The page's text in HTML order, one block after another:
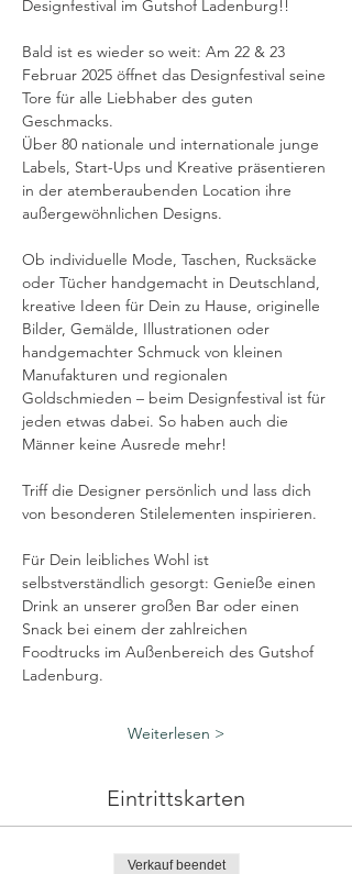
Designfestival im Gutshof Ladenburg!!
Bald ist es wieder so weit: Am 22 & 23
Februar 2025 öffnet das Designfestival seine
Tore für alle Liebhaber des guten
Geschmacks.
Über 80 nationale und internationale junge
Labels, Start-Ups und Kreative präsentieren
in der atemberaubenden Location ihre
außergewöhnlichen Designs.
Ob individuelle Mode, Taschen, Rucksäcke
oder Tücher handgemacht in Deutschland,
kreative Ideen für Dein zu Hause, originelle
Bilder, Gemälde, Illustrationen oder
handgemachter Schmuck von kleinen
Manufakturen und regionalen
Goldschmieden – beim Designfestival ist für
jeden etwas dabei. So haben auch die
Männer keine Ausrede mehr!
Triff die Designer persönlich und lass dich
von besonderen Stilelementen inspirieren.
Für Dein leibliches Wohl ist
selbstverständlich gesorgt: Genieße einen
Drink an unserer großen Bar oder einen
Snack bei einem der zahlreichen
Foodtrucks im Außenbereich des Gutshof
Ladenburg.
Weiterlesen >
Eintrittskarten
Verkauf beendet